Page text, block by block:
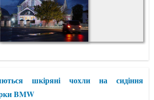
шкіряні чохли на сидіння
BMW